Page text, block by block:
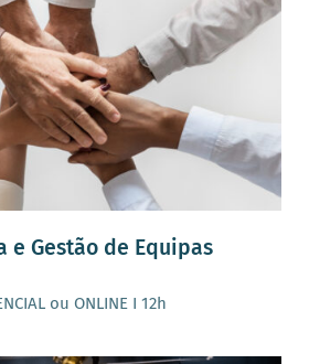
e Gestão de Equipas
ou ONLINE I 12h